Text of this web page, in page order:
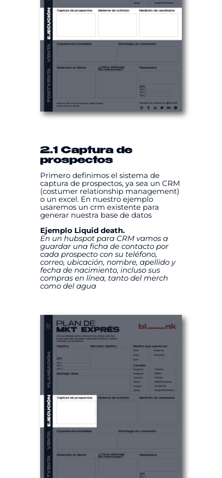
2.1 Captura de
prospectos
Primero definimos el sistema de
captura de prospectos, ya sea un CRM
(costumer relationship management)
o un excel. En nuestro ejemplo
usaremos un crm existente para
generar nuestra base de datos
Ejemplo Liquid death.
En un hubspot para CRM vamos a
guardar una ficha de contacto por
cada prospecto con su teléfono,
correo, ubicación, nombre, apellido y
fecha de nacimiento, incluso sus
compras en línea, tanto del merch
como del agua